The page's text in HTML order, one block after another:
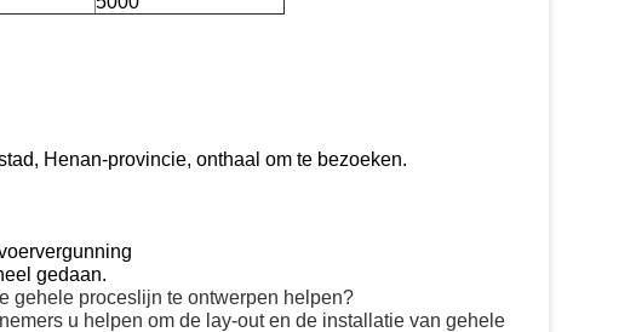
Henan-provincie, onthaal om te bezoeken.
gedaan.
gehele proceslijn te ontwerpen helpen?
u helpen om de lay-out en de installatie van gehele